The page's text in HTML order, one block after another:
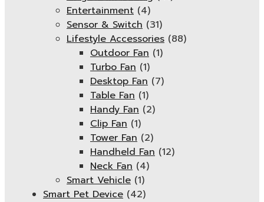
Entertainment (4)
Sensor & Switch (31)
Lifestyle Accessories (88)
Outdoor Fan (1)
Turbo Fan (1)
Desktop Fan (7)
Table Fan (1)
Handy Fan (2)
Clip Fan (1)
Tower Fan (2)
Handheld Fan (12)
Neck Fan (4)
Smart Vehicle (1)
Smart Pet Device (42)